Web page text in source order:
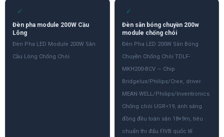
✓
Đèn pha module 200W Cầu
Lông
Đèn Pha LED Module 200W Sân
Cầu Lông Chống Chói
✓
Đèn sân bóng chuyền 200w
module chống chói
Đèn Pha LED 200W Sân Bóng
Chuyền Chống Chói TDLF-
MKH200-BCV — Chip
Bridgelux/Philips/Cree, driver
MEAN WELL/Philips/Inventronics.
Chống chói UGR<19, ánh sáng
đồng đều toàn sân 18×9m, tiêu
chuẩn thi đấu FIVB quốc tế